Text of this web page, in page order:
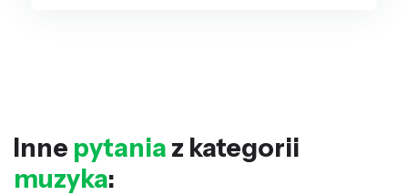
Inne pytania z kategorii
muzyka: